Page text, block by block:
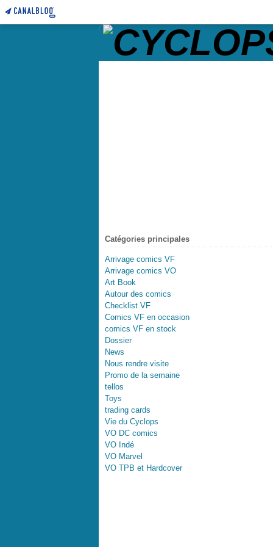
Catégories principales
Arrivage comics VF
Arrivage comics VO
Art Book
Autour des comics
Checklist VF
Comics VF en occasion
comics VF en stock
Dossier
News
Nous rendre visite
Promo de la semaine
tellos
Toys
trading cards
Vie du Cyclops
VO DC comics
VO Indé
VO Marvel
VO TPB et Hardcover